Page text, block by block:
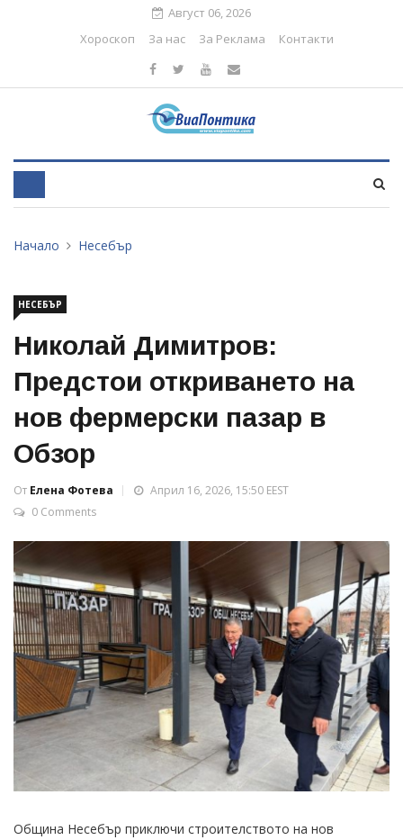
Август 06, 2026
Хороскоп
За нас За Реклама Контакти
Начало Несебър
НЕСЕБЪР
Николай Димитров:
Предстои откриването на
нов фермерски пазар в
Обзор
От Елена Фотева
Април 16, 2026, 15:50 EEST
0 Comments
Община Несебър приключи строителството на нов